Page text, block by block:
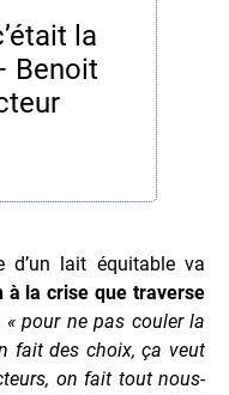
la
Benoit
d’un lait équitable va
à la crise que traverse
« pour ne pas couler la
fait des choix, ça veut
on fait tout nous-